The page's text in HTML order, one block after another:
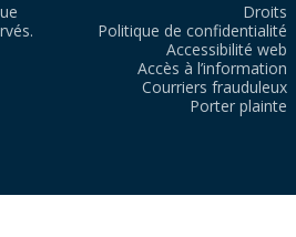
Droits
Politique de confidentialité
Accessibilité web
Accès à l’information
Courriers frauduleux
Porter plainte